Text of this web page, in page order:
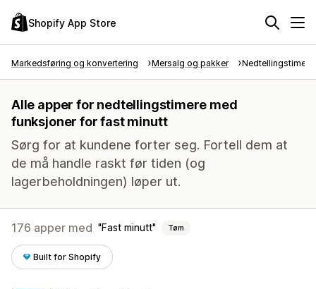
Shopify App Store
Markedsføring og konvertering Mersalg og pakker Nedtellingstimer
Alle apper for nedtellingstimere med
funksjoner for fast minutt
Sørg for at kundene forter seg. Fortell dem at
de må handle raskt før tiden (og
lagerbeholdningen) løper ut.
176 apper med Fast minutt Tøm
Built for Shopify